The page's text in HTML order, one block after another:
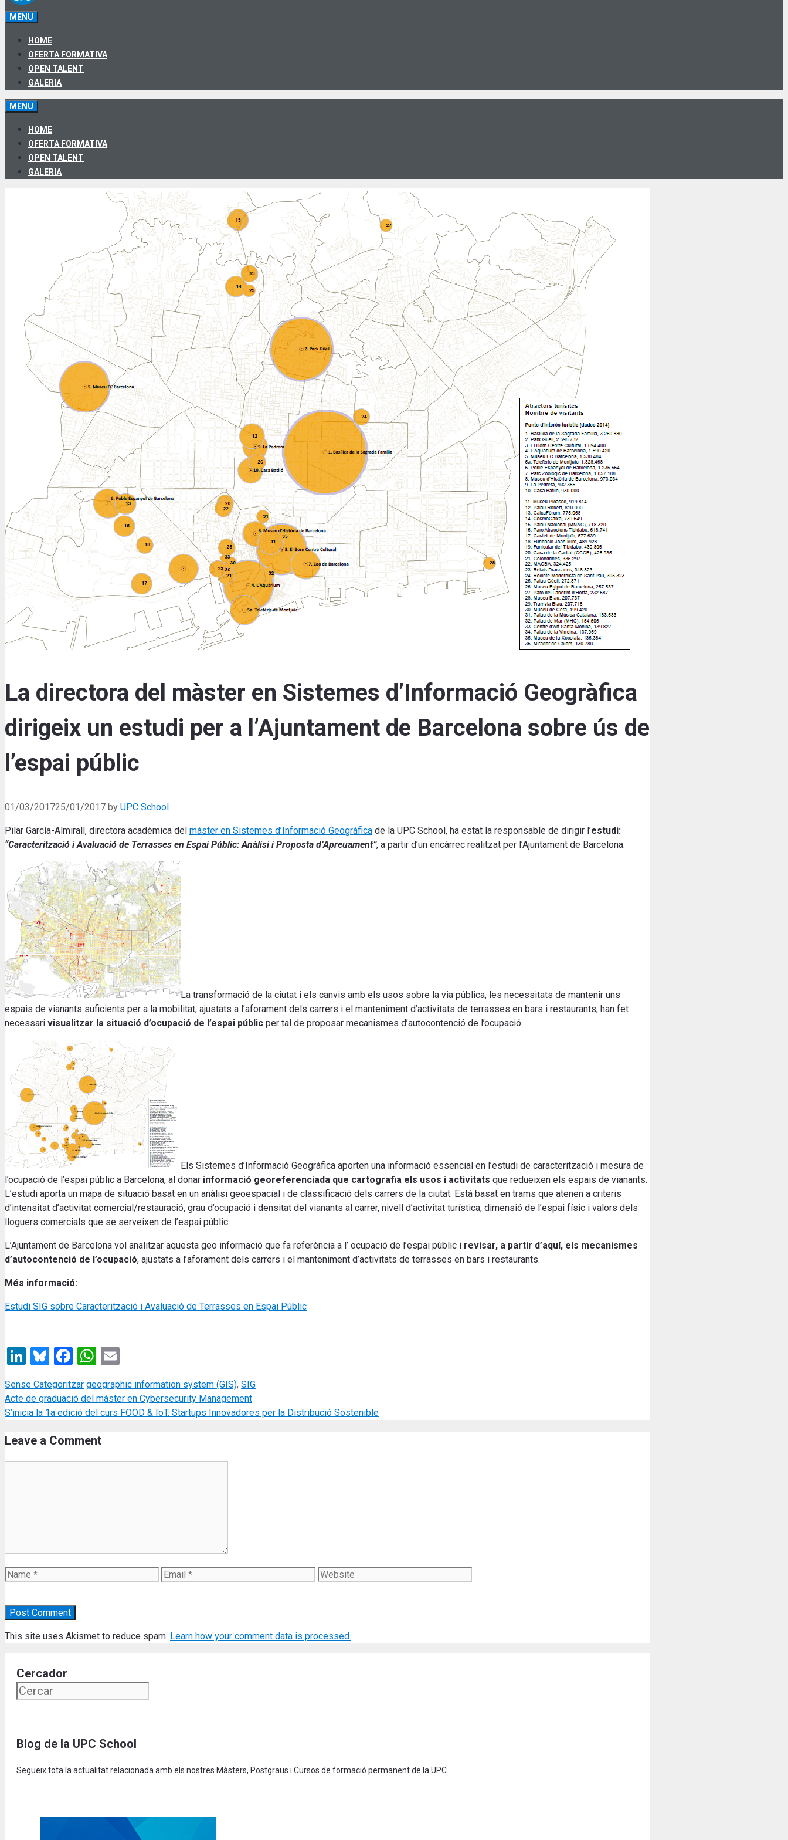
MENU
HOME
OFERTA FORMATIVA
OPEN TALENT
GALERIA
MENU
HOME
OFERTA FORMATIVA
OPEN TALENT
GALERIA
La directora del màster en Sistemes d’Informació Geogràfica
dirigeix un estudi per a l’Ajuntament de Barcelona sobre ús de
l’espai públic
01/03/201725/01/2017 by UPC School
Pilar García-Almirall, directora acadèmica del màster en Sistemes d’Informació Geogràfica de la UPC School, ha estat la responsable de dirigir l’estudi:
“Caracterització i Avaluació de Terrasses en Espai Públic: Anàlisi i Proposta d’Apreuament”, a partir d’un encàrrec realitzat per l’Ajuntament de Barcelona.
La transformació de la ciutat i els canvis amb els usos sobre la via pública, les necessitats de mantenir uns
espais de vianants suficients per a la mobilitat, ajustats a l’aforament dels carrers i el manteniment d’activitats de terrasses en bars i restaurants, han fet
necessari visualitzar la situació d’ocupació de l’espai públic per tal de proposar mecanismes d’autocontenció de l’ocupació.
Els Sistemes d’Informació Geogràfica aporten una informació essencial en l’estudi de caracterització i mesura de
l’ocupació de l’espai públic a Barcelona, al donar informació georeferenciada que cartografia els usos i activitats que redueixen els espais de vianants.
L’estudi aporta un mapa de situació basat en un anàlisi geoespacial i de classificació dels carrers de la ciutat. Està basat en trams que atenen a criteris
d’intensitat d’activitat comercial/restauració, grau d’ocupació i densitat del vianants al carrer, nivell d’activitat turística, dimensió de l’espai físic i valors dels
lloguers comercials que se serveixen de l’espai públic.
L’Ajuntament de Barcelona vol analitzar aquesta geo informació que fa referència a l’ ocupació de l’espai públic i revisar, a partir d’aquí, els mecanismes
d’autocontenció de l’ocupació, ajustats a l’aforament dels carrers i el manteniment d’activitats de terrasses en bars i restaurants.
Més informació:
Estudi SIG sobre Caracterització i Avaluació de Terrasses en Espai Públic
LinkedIn
Bluesky
Facebook
WhatsApp
Categories
Sense Categoritzar Tags
geographic information system (GIS), SIG
Acte de graduació del màster en Cybersecurity Management
S’inicia la 1a edició del curs FOOD & IoT. Startups Innovadores per la Distribució Sostenible
Leave a Comment
Name Email Website
This site uses Akismet to reduce spam. Learn how your comment data is processed.
Cercador
Blog de la UPC School
Segueix tota la actualitat relacionada amb els nostres Màsters, Postgraus i Cursos de formació permanent de la UPC.